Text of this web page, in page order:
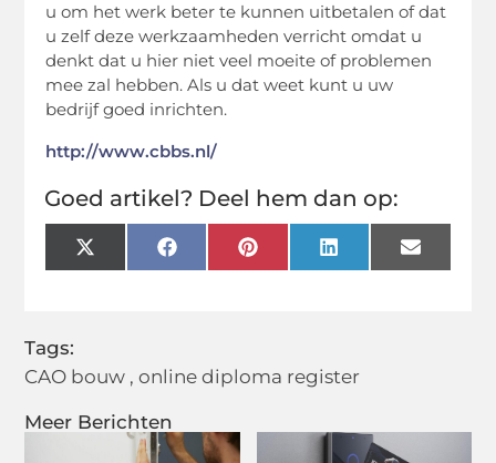
Meer Berichten
u om het werk beter te kunnen uitbetalen of dat
u zelf deze werkzaamheden verricht omdat u
denkt dat u hier niet veel moeite of problemen
mee zal hebben. Als u dat weet kunt u uw
bedrijf goed inrichten.
http://www.cbbs.nl/
Goed artikel? Deel hem dan op:
X
(Twitter)
FacebookPinterestLinkedInEmail
Tags:
CAO bouw ,online diploma register